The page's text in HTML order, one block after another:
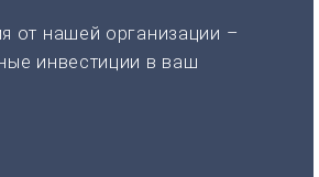
от нашей организации –
инвестиции в ваш